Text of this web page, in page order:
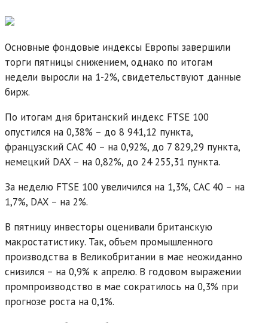
Основные фондовые индексы Европы завершили
торги пятницы снижением, однако по итогам
недели выросли на 1-2%, свидетельствуют данные
бирж.
По итогам дня британский индекс FTSE 100
опустился на 0,38% – до 8 941,12 пункта,
французский CAC 40 – на 0,92%, до 7 829,29 пункта,
немецкий DAX – на 0,82%, до 24 255,31 пункта.
За неделю FTSE 100 увеличился на 1,3%, CAC 40 – на
1,7%, DAX – на 2%.
В пятницу инвесторы оценивали британскую
макростатистику. Так, объем промышленного
производства в Великобритании в мае неожиданно
снизился – на 0,9% к апрелю. В годовом выражении
промпроизводство в мае сократилось на 0,3% при
прогнозе роста на 0,1%.